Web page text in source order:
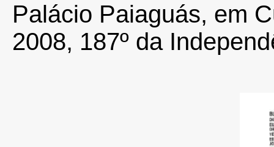
Palácio Paiaguás, em
2008, 187º da